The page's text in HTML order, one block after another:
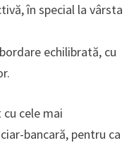
în special la vârsta
echilibrată, cu
cele mai
bancară, pentru ca